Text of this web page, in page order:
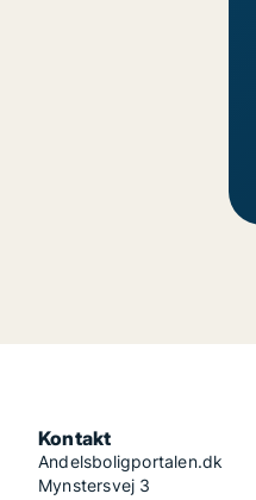
Kontakt
Andelsboligportalen.dk
Mynstersvej 3